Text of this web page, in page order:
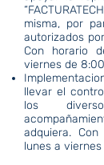
misma, por
autorizados por
Con horario
viernes de
llevar el
los
adquiera.
lunes a